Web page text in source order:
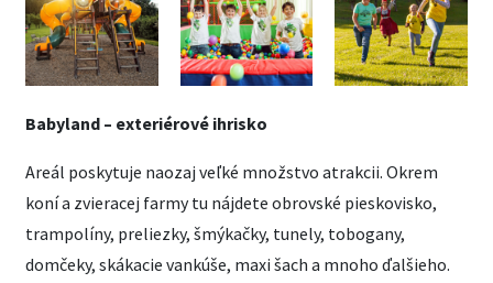
Babyland – exteriérové ihrisko
Areál poskytuje naozaj veľké množstvo atrakcii. Okrem
koní a zvieracej farmy tu nájdete obrovské pieskovisko,
trampolíny, preliezky, šmýkačky, tunely, tobogany,
domčeky, skákacie vankúše, maxi šach a mnoho ďalšieho.